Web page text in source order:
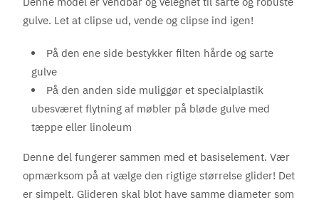
gulve. Let at clipse ud, vende og clipse ind igen!
På den ene side bestykker filten hårde og sarte
gulve
På den anden side muliggør et specialplastik
ubesværet flytning af møbler på bløde gulve med
tæppe eller linoleum
Denne del fungerer sammen med et basiselement. Vær
opmærksom på at vælge den rigtige størrelse glider! Det
er simpelt. Glideren skal blot have samme diameter som